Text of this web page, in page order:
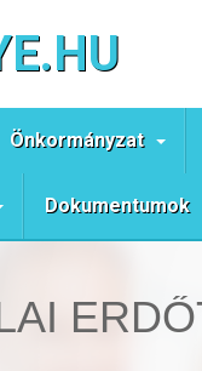
Önkormányzat
Dokumentumok